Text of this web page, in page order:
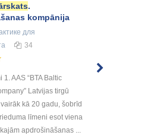
.
kompānija
для
34
AAS “BTA Baltic
Latvijas tirgū
kā 20 gadu, šobrīd
līmeni esot viena
apdrošināšanas ...